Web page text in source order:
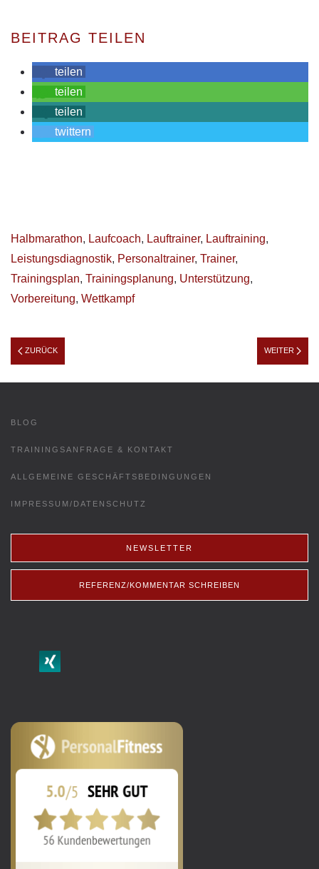
BEITRAG TEILEN
teilen
teilen
teilen
twittern
Halbmarathon, Laufcoach, Lauftrainer, Lauftraining,
Leistungsdiagnostik, Personaltrainer, Trainer,
Trainingsplan, Trainingsplanung, Unterstützung,
Vorbereitung, Wettkampf
ZURÜCK WEITER
BLOG
TRAININGSANFRAGE & KONTAKT
ALLGEMEINE GESCHÄFTSBEDINGUNGEN
IMPRESSUM/DATENSCHUTZ
NEWSLETTER
REFERENZ/KOMMENTAR SCHREIBEN